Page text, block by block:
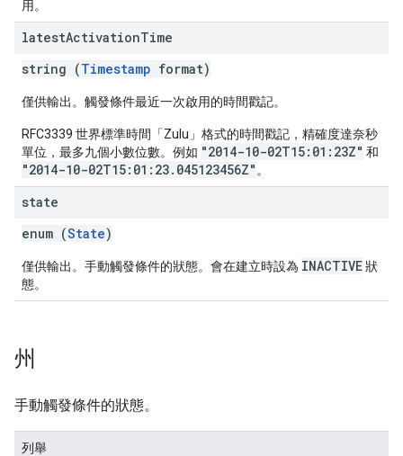
用。
latestActivationTime
string (Timestamp format)
僅供輸出。觸發條件最近一次啟用的時間戳記。
RFC3339 世界標準時間「Zulu」格式的時間戳記，精確度達奈秒
單位，最多九個小數位數。例如 "2014-10-02T15:01:23Z" 和
"2014-10-02T15:01:23.045123456Z" 。
state
enum (State)
僅供輸出。手動觸發條件的狀態。會在建立時設為 INACTIVE狀
態。
州
手動觸發條件的狀態。
列舉